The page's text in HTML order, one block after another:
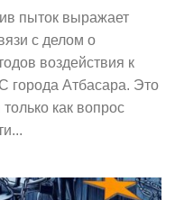
пыток выражает
с делом о
воздействия к
города Атбасара. Это
как вопрос